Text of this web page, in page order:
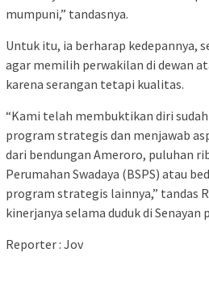
mumpuni,” tandasnya.
Untuk itu, ia berharap kedepannya,
agar memilih perwakilan di dewan
karena serangan tetapi kualitas.
“Kami telah membuktikan diri
program strategis dan menjawab
dari bendungan Ameroro, puluhan
Perumahan Swadaya (BSPS) atau
program strategis lainnya,” tandas
kinerjanya selama duduk di Senayan
Reporter : Jov